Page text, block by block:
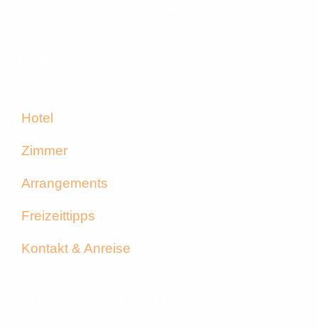
Hotel
Zimmer
Arrangements
Freizeittipps
Kontakt & Anreise